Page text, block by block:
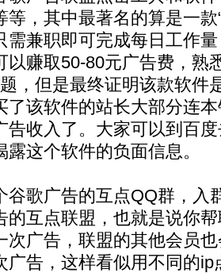
，其中最著名的算是一款
需兼职即可完成每日工作
以赚取50-80元广告费，熟
，但是最终证明该款软件
了该软件的站长大部分连
告收入了。大家可以到百
这个软件的负面信息。
谷歌广告的互点QQ群，入
的互点联盟，也就是说你
次广告，联盟的其他会员
广告，这样看似用不同的ip